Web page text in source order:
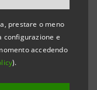
prestare o meno
configurazione e
accedendo
).
nelle filiali